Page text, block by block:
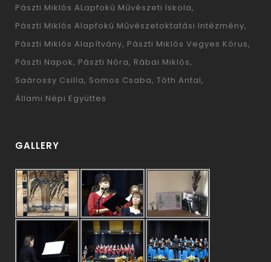
Pászti Miklós ALapfokú Művészeti Iskola
Pászti Miklós Alapfokú Művészetoktatási Intézmény
Pászti Miklós Alapítvány Pászti Miklós Vegyes Kórus
Pászti Napok Pászti Nóra Rábai Miklós
Saárossy Csilla Somos Csaba Tóth Antal
Állami Népi Együttes
GALLERY